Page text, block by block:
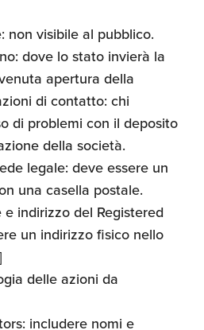
non visibile al pubblico.
dove lo stato invierà la
apertura della
di contatto: chi
di problemi con il deposito
della società.
legale: deve essere un
una casella postale.
e indirizzo del Registered
un indirizzo fisico nello
delle azioni da
includere nomi e